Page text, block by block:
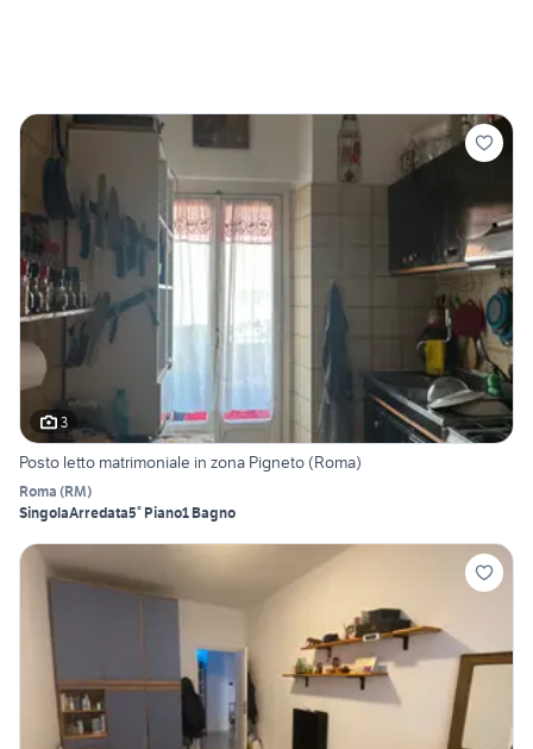
3
Posto letto matrimoniale in zona Pigneto (Roma)
Roma (RM)
SingolaArredata5° Piano1 Bagno